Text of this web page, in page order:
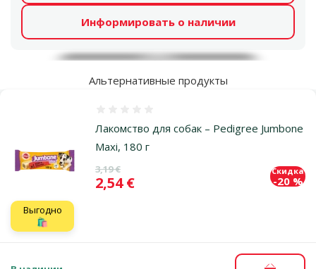
Информировать о наличии
Альтернативные продукты
Лакомство для собак – Pedigree Jumbone
Maxi, 180 г
Исходная цена
3,19 €
Цена
2,54 €
Скидка
-20 %
Выгодно
🛍️